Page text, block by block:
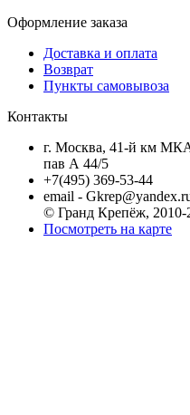
Оформление заказа
Доставка и оплата
Возврат
Пункты самовывоза
Контакты
г. Москва, 41-й км
пав А 44/5
+7(495) 369-53-44
email -
© Гранд Крепёж, 2010-
Посмотреть на карте